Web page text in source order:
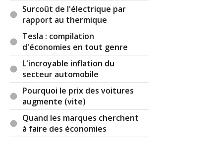
Surcoût de l'électrique par
rapport au thermique
Tesla : compilation
d'économies en tout genre
L'incroyable inflation du
secteur automobile
Pourquoi le prix des voitures
augmente (vite)
Quand les marques cherchent
à faire des économies